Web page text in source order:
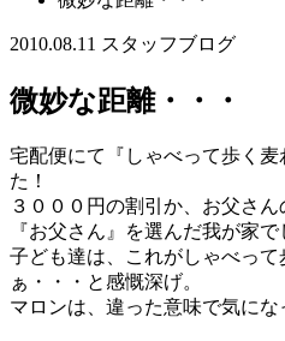
2010.08.11 スタッフブログ
微妙な距離・・・
宅配便にて『しゃべって歩く
た！
３０００円の割引か、お父さ
『お父さん』を選んだ我が家で
子ども達は、これがしゃべっ
ぁ・・・と感慨深げ。
マロンは、違った意味で気にな